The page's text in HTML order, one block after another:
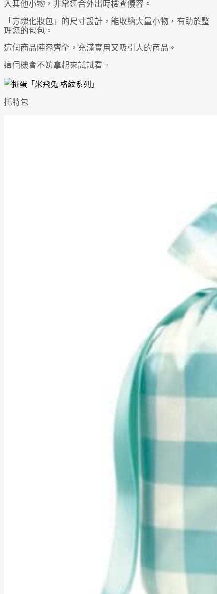
入其他小物，非常適合外出時檢查儀容。
「方塊化妝包」的尺寸設計，能收納大量小物，有助於整
理您的包包。
這個商品陣容齊全，充滿實用又吸引人的商品。
這個機會不妨拿起來試試看。
托特包